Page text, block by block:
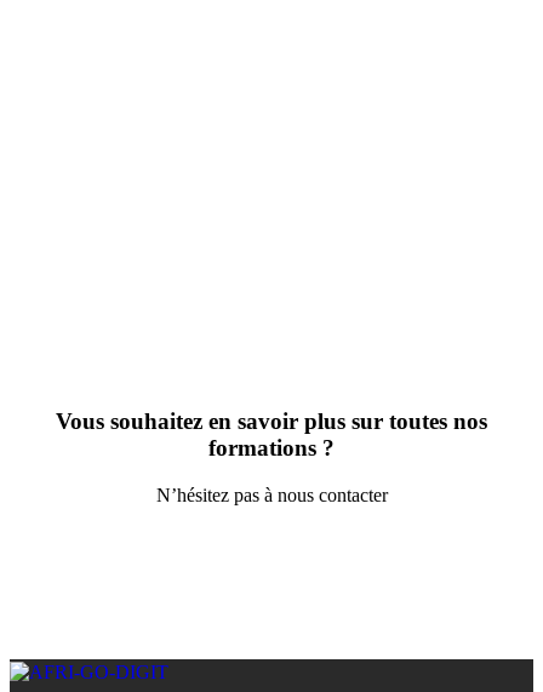
Vous souhaitez en savoir plus sur toutes nos
formations ?
N’hésitez pas à nous contacter